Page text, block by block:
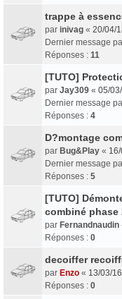
trappe à
par inivag « 20/04/
Dernier message
Réponses : 11
[TUTO]
par Jay309 « 05/
Dernier message
Réponses : 4
D?montage
par Bug&Play «
Dernier message
Réponses : 5
[TUTO]
combiné phase
par Fernandnaudin
Réponses : 0
decoiffer
par Enzo « 13/03/
Réponses : 0